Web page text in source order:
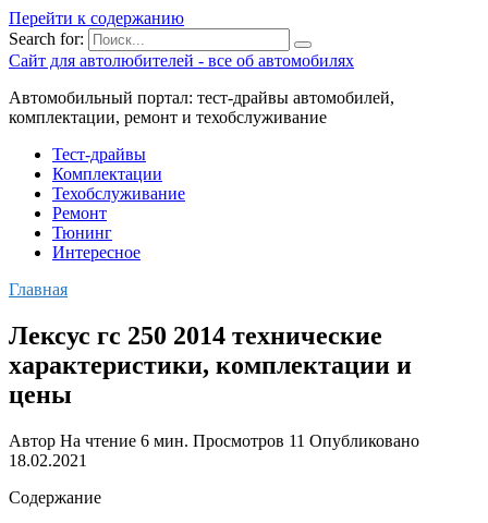
Перейти к содержанию
Search for:
Сайт для автолюбителей - все об автомобилях
Автомобильный портал: тест-драйвы автомобилей,
комплектации, ремонт и техобслуживание
Тест-драйвы
Комплектации
Техобслуживание
Ремонт
Тюнинг
Интересное
Главная
Лексус гс 250 2014 технические
характеристики, комплектации и
цены
Автор На чтение 6 мин. Просмотров 11 Опубликовано
18.02.2021
Содержание